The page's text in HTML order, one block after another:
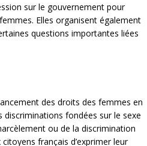
sur le gouvernement pour
Elles organisent également
questions importantes liées
des droits des femmes en
discriminations fondées sur le sexe
ou de la discrimination
français d’exprimer leur